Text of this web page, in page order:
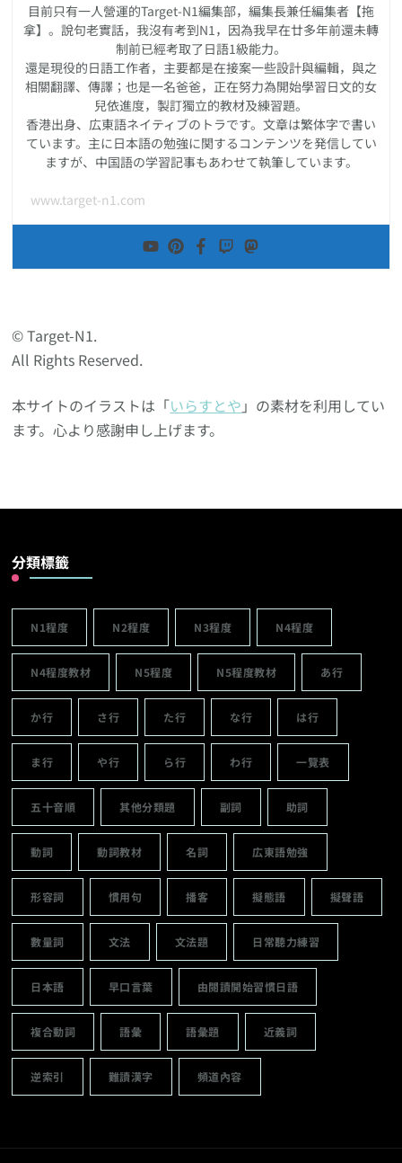
目前只有一人營運的Target-N1編集部，編集長兼任編集者【拖
拿】。說句老實話，我沒有考到N1，因為我早在廿多年前還未轉
制前已經考取了日語1級能力。
還是現役的日語工作者，主要都是在接案一些設計與編輯，與之
相關翻譯、傳譯；也是一名爸爸，正在努力為開始學習日文的女
兒依進度，製訂獨立的教材及練習題。
香港出身、広東語ネイティブのトラです。文章は繁体字で書い
ています。主に日本語の勉強に関するコンテンツを発信してい
ますが、中国語の学習記事もあわせて執筆しています。
www.target-n1.com
© Target-N1.
All Rights Reserved.
本サイトのイラストは「いらすとや 」の素材を利用してい
ます。心より感謝申し上げます。
分類標籤
N1程度 N2程度 N3程度 N4程度
N4程度教材 N5程度 N5程度教材 あ行
か行 さ行 た行 な行 は行
ま行 や行 ら行 わ行 一覽表
五十音順 其他分類題 副詞 助詞
動詞 動詞教材 名詞 広東語勉強
形容詞 慣用句 播客 擬態語 擬聲語
數量詞 文法 文法題 日常聽力練習
日本語 早口言葉 由閱讀開始習慣日語
複合動詞 語彙 語彙題 近義詞
逆索引 難讀漢字 頻道內容